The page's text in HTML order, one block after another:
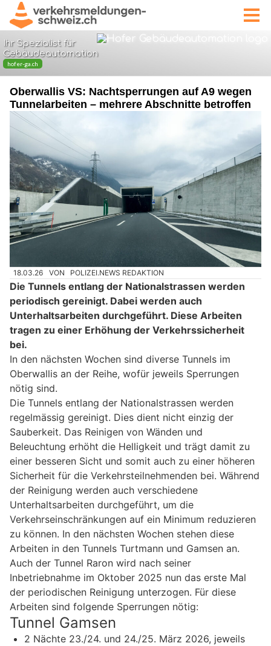
Oberwallis VS: Nachtsperrungen auf A9 wegen
Tunnelarbeiten – mehrere Abschnitte betroffen
18.03.26 VON POLIZEI.NEWS REDAKTION
Die Tunnels entlang der Nationalstrassen werden
periodisch gereinigt. Dabei werden auch
Unterhaltsarbeiten durchgeführt. Diese Arbeiten
tragen zu einer Erhöhung der Verkehrssicherheit
bei.
In den nächsten Wochen sind diverse Tunnels im
Oberwallis an der Reihe, wofür jeweils Sperrungen
nötig sind.
Die Tunnels entlang der Nationalstrassen werden
regelmässig gereinigt. Dies dient nicht einzig der
Sauberkeit. Das Reinigen von Wänden und
Beleuchtung erhöht die Helligkeit und trägt damit zu
einer besseren Sicht und somit auch zu einer höheren
Sicherheit für die Verkehrsteilnehmenden bei. Während
der Reinigung werden auch verschiedene
Unterhaltsarbeiten durchgeführt, um die
Verkehrseinschränkungen auf ein Minimum reduzieren
zu können. In den nächsten Wochen stehen diese
Arbeiten in den Tunnels Turtmann und Gamsen an.
Auch der Tunnel Raron wird nach seiner
Inbetriebnahme im Oktober 2025 nun das erste Mal
der periodischen Reinigung unterzogen. Für diese
Arbeiten sind folgende Sperrungen nötig:
Tunnel Gamsen
2 Nächte 23./24. und 24./25. März 2026, jeweils